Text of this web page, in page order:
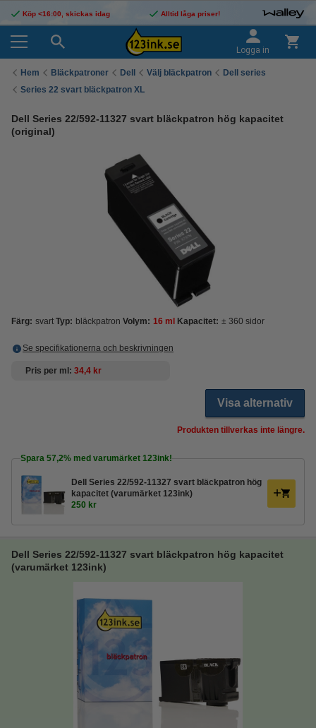
Köp <16:00, skickas idag Alltid låga priser!
Logga in
Hem Bläckpatroner Dell Välj bläckpatron
Dell series
Series 22 svart bläckpatron XL
Dell Series 22/592-11327 svart bläckpatron hög kapacitet
(original)
Färg: svart Typ: bläckpatron Volym: 16 ml Kapacitet: ± 360 sidor
Se specifikationerna och beskrivningen
Pris per ml 34,4 kr
Visa alternativ
Produkten tillverkas inte längre.
Spara 57,2% med varumärket 123ink!
Dell Series 22/592-11327 svart bläckpatron hög
kapacitet (varumärket 123ink)
250 kr
Dell Series 22/592-11327 svart bläckpatron hög kapacitet
(varumärket 123ink)